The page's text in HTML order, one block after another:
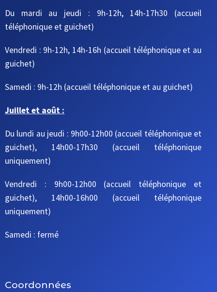
Du mardi au jeudi : 9h-12h, 14h-17h30 (accueil
téléphonique et guichet)
Vendredi : 9h-12h, 14h-16h (accueil téléphonique et au
guichet)
Samedi : 9h-12h (accueil téléphonique et au guichet)
Juillet et août :
Du lundi au jeudi : 9h00-12h00 (accueil téléphonique et
guichet), 14h00-17h30 (accueil téléphonique
uniquement)
Vendredi : 9h00-12h00 (accueil téléphonique et
guichet), 14h00-16h00 (accueil téléphonique
uniquement)
Samedi : fermé
Coordonnées